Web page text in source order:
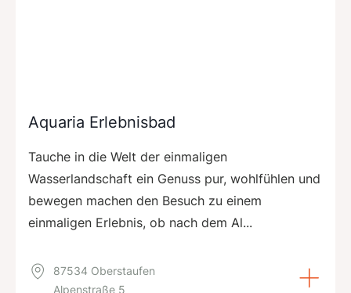
Aquaria Erlebnisbad
Tauche in die Welt der einmaligen
Wasserlandschaft ein Genuss pur, wohlfühlen und
bewegen machen den Besuch zu einem
einmaligen Erlebnis, ob nach dem Al...
87534 Oberstaufen
Alpenstraße 5